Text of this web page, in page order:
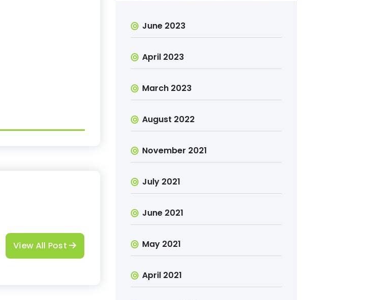
View All Post
June 2023
April 2023
March 2023
August 2022
November 2021
July 2021
June 2021
May 2021
April 2021